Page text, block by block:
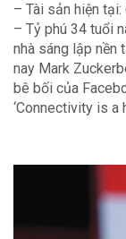
– Tài sản hiện tại:
– Tỷ phú 34 tuổi
nhà sáng lập nền
nay Mark
bê bối của
‘Connectivity is a